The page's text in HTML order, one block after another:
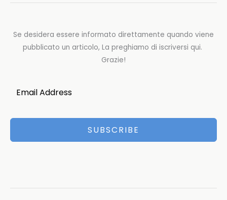
Se desidera essere informato direttamente quando viene
pubblicato un articolo, La preghiamo di iscriversi qui.
Grazie!
SUBSCRIBE